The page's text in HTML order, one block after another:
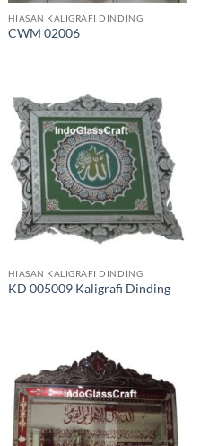
HIASAN KALIGRAFI DINDING
CWM 02006
HIASAN KALIGRAFI DINDING
KD 005009 Kaligrafi Dinding